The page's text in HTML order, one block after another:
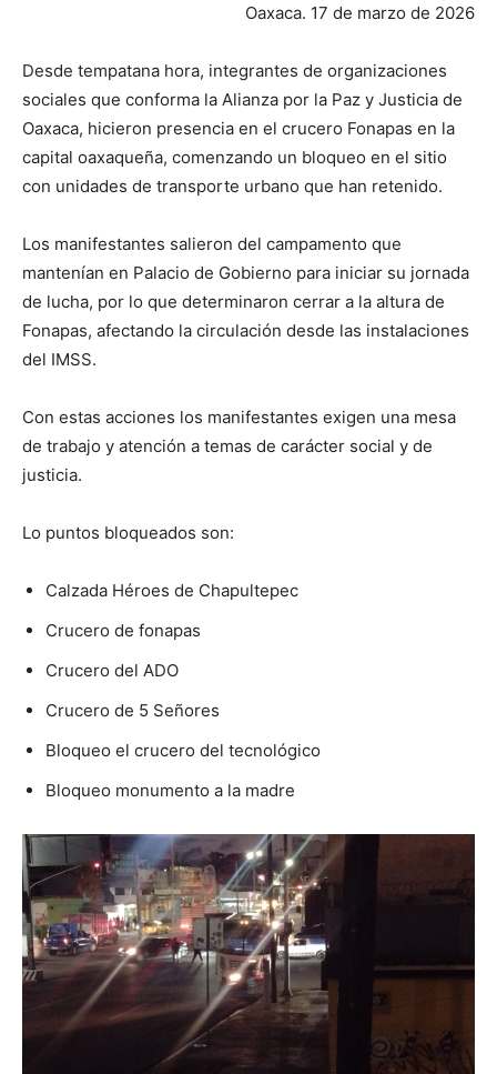
Oaxaca. 17 de marzo de 2026
Desde tempatana hora, integrantes de organizaciones
sociales que conforma la Alianza por la Paz y Justicia de
Oaxaca, hicieron presencia en el crucero Fonapas en la
capital oaxaqueña, comenzando un bloqueo en el sitio
con unidades de transporte urbano que han retenido.
Los manifestantes salieron del campamento que
mantenían en Palacio de Gobierno para iniciar su jornada
de lucha, por lo que determinaron cerrar a la altura de
Fonapas, afectando la circulación desde las instalaciones
del IMSS.
Con estas acciones los manifestantes exigen una mesa
de trabajo y atención a temas de carácter social y de
justicia.
Lo puntos bloqueados son:
Calzada Héroes de Chapultepec
Crucero de fonapas
Crucero del ADO
Crucero de 5 Señores
Bloqueo el crucero del tecnológico
Bloqueo monumento a la madre